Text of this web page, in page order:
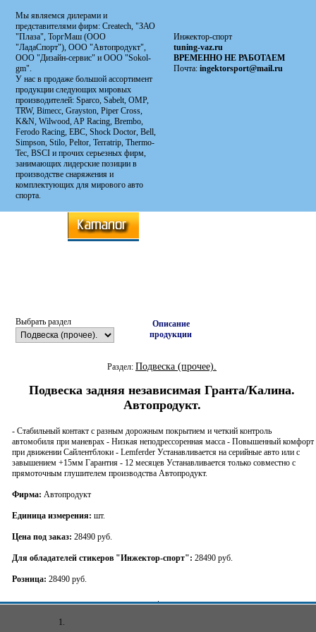
Мы являемся дилерами и
представителями фирм: Сreatech, "ЗАО
"Плаза", ТоргМаш (ООО
"ЛадаСпорт"), ООО "Автопродукт",
ООО "Дизайн-сервис" и ООО "Sokol-
gm".
У нас в продаже большой ассортимент
продукции следующих мировых
производителей: Sparco, Sabelt, OMP,
TRW, Bimecc, Grayston, Piper Cross,
K&N, Wilwood, AP Racing, Brembo,
Ferodo Racing, EBC, Shock Doctor, Bell,
Simpson, Stilo, Peltor, Terratrip, Thermo-
Tec, BSCI и прочих серьезных фирм,
занимающих лидерские позиции в
производстве снаряжения и
комплектующих для мирового авто
спорта.
Инжектор-спорт
tuning-vaz.ru
ВРЕМЕННО НЕ РАБОТАЕМ
Почта:ingektorsport@mail.ru
Выбрать раздел
Описание
продукции
Раздел: Подвеска (прочее).
Подвеска задняя независимая Гранта/Калина.
Автопродукт.
- Стабильный контакт с разным дорожным покрытием и четкий контроль
автомобиля при маневрах - Низкая неподрессоренная масса - Повышенный комфорт
при движении Сайлентблоки - Lemferder Устанавливается на серийные авто или с
завышением +15мм Гарантия - 12 месяцев Устанавливается только совместно с
прямоточным глушителем производства Автопродукт.
Фирма: Автопродукт
Единица измерения: шт.
Цена под заказ: 28490 руб.
Для обладателей стикеров "Инжектор-спорт": 28490 руб.
Розница: 28490 руб.
1.